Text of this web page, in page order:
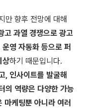
만 향후 전망에 대해
고 과열 경쟁으로 광고
운영 자동화 등으로 퍼
상하기 때문입니다.
, 인사이트를 발굴해
의 역량은 다양한 가능
마케팅뿐 아니라 여러